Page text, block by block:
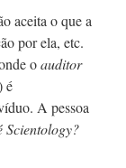
aceita o que a
por ela, etc.
oauditor
é
A pessoa
Scientology?